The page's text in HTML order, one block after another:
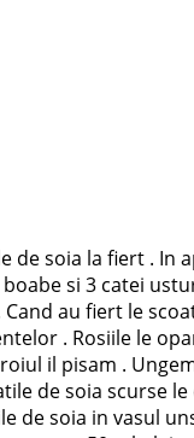
de soia la fiert . In
si 3 catei
au fiert le
. Rosiile le
il pisam .
de soia scurse
de soia in vasul